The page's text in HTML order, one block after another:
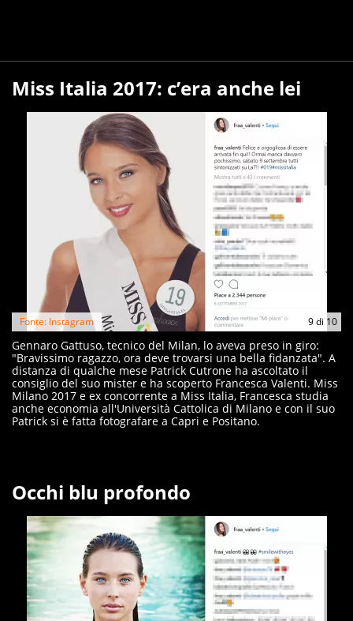
Miss Italia 2017: c’era anche lei
9di 10
Fonte: Instagram
Gennaro Gattuso, tecnico del Milan, lo aveva preso in giro:
"Bravissimo ragazzo, ora deve trovarsi una bella fidanzata". A
distanza di qualche mese Patrick Cutrone ha ascoltato il
consiglio del suo mister e ha scoperto Francesca Valenti. Miss
Milano 2017 e ex concorrente a Miss Italia, Francesca studia
anche economia all'Università Cattolica di Milano e con il suo
Patrick si è fatta fotografare a Capri e Positano.
Occhi blu profondo